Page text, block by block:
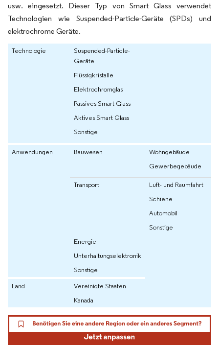
usw. eingesetzt. Dieser Typ von Smart Glass verwendet
Technologien wie Suspended-Particle-Geräte (SPDs) und
elektrochrome Geräte.
Technologie
Suspended-Particle-
Geräte
Flüssigkristalle
Elektrochromglas
Passives Smart Glass
Aktives Smart Glass
Sonstige
Anwendungen Bauwesen
Wohngebäude
Gewerbegebäude
Transport
Luft- und Raumfahrt
Schiene
Automobil
Sonstige
Energie
Unterhaltungselektronik
Sonstige
Land
Vereinigte Staaten
Kanada